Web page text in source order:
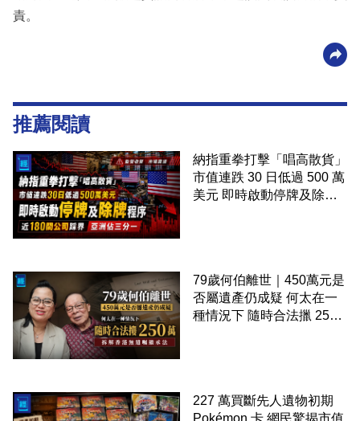
責。
推薦閱讀
納指重拳打擊「唱高散貨」
市值連跌 30 日低過 500 萬
美元 即時啟動停牌及除牌
79歲何伯離世｜450萬元是
否屬遺產仍成疑 何太在一
種情況下 隨時合法擸 250
227 萬買斷先人遺物初期
Pokémon 卡 網民驚揭市值